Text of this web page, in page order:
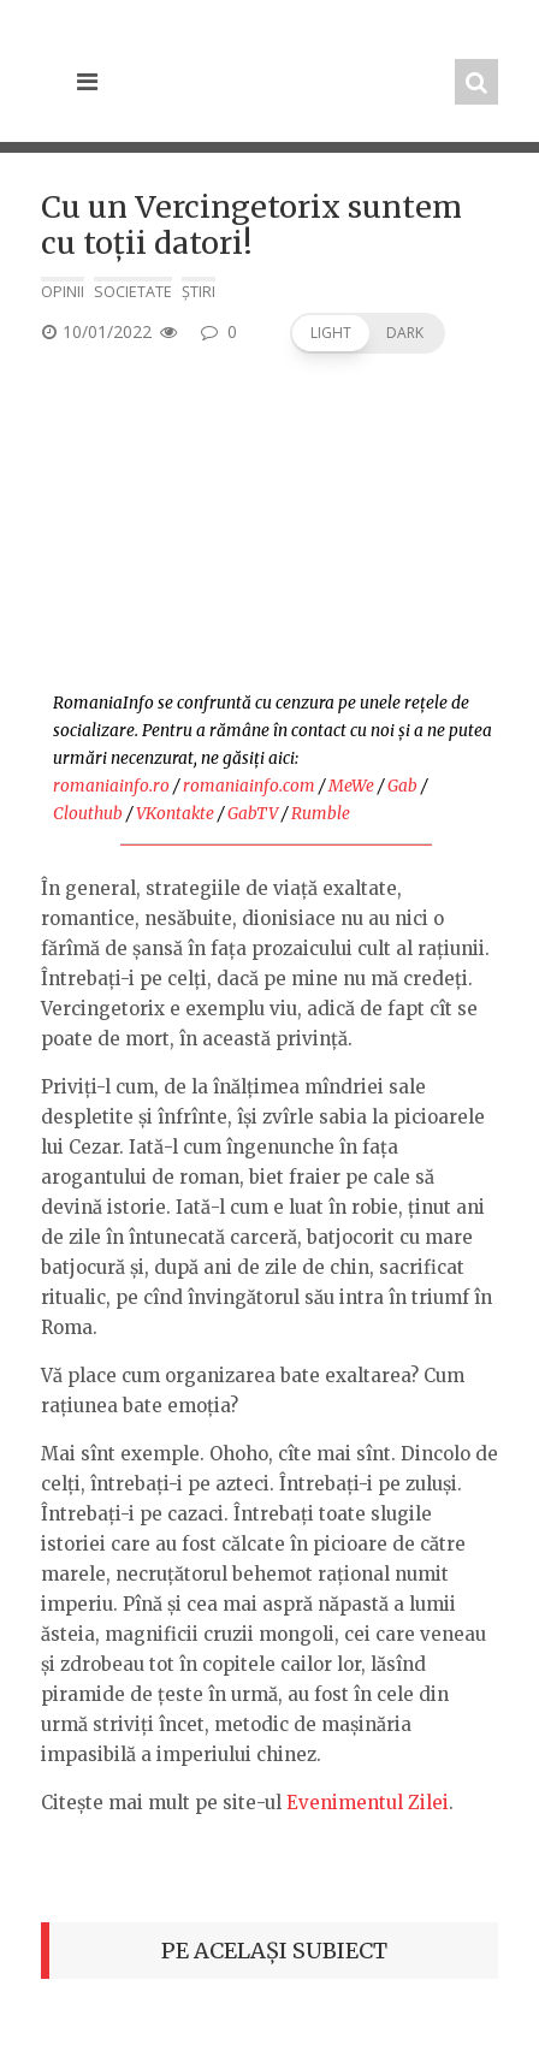
Cu un Vercingetorix suntem
cu toții datori!
OPINII SOCIETATE ȘTIRI
POSTED
10/01/2022 0 LIGHT DARK
RomaniaInfo se confruntă cu cenzura pe unele rețele de
socializare. Pentru a rămâne în contact cu noi și a ne putea
urmări necenzurat, ne găsiți aici:
romaniainfo.ro/romaniainfo.com /MeWe/Gab /
Clouthub /VKontakte/GabTV/Rumble
În general, strategiile de viață exaltate,
romantice, nesăbuite, dionisiace nu au nici o
fărîmă de șansă în fața prozaicului cult al rațiunii.
Întrebați-i pe celți, dacă pe mine nu mă credeți.
Vercingetorix e exemplu viu, adică de fapt cît se
poate de mort, în această privință.
Priviți-l cum, de la înălțimea mîndriei sale
despletite și înfrînte, își zvîrle sabia la picioarele
lui Cezar. Iată-l cum îngenunche în fața
arogantului de roman, biet fraier pe cale să
devină istorie. Iată-l cum e luat în robie, ținut ani
de zile în întunecată carceră, batjocorit cu mare
batjocură și, după ani de zile de chin, sacrificat
ritualic, pe cînd învingătorul său intra în triumf în
Roma.
Vă place cum organizarea bate exaltarea? Cum
rațiunea bate emoția?
Mai sînt exemple. Ohoho, cîte mai sînt. Dincolo de
celți, întrebați-i pe azteci. Întrebați-i pe zuluși.
Întrebați-i pe cazaci. Întrebați toate slugile
istoriei care au fost călcate în picioare de către
marele, necruțătorul behemot rațional numit
imperiu. Pînă și cea mai aspră năpastă a lumii
ăsteia, magnificii cruzii mongoli, cei care veneau
și zdrobeau tot în copitele cailor lor, lăsînd
piramide de țeste în urmă, au fost în cele din
urmă striviți încet, metodic de mașinăria
impasibilă a imperiului chinez.
Citește mai mult pe site-ul Evenimentul Zilei.
PE ACELAȘI SUBIECT